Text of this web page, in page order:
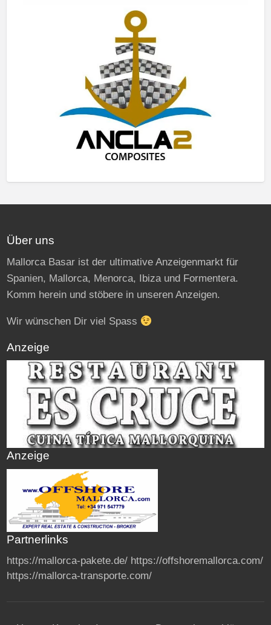
Über uns
Mallorca Basar ist der ultimative Anzeigenmarkt für
Spanien, Mallorca, Menorca, Ibiza und Formentera.
Komm herein und stöbere in unseren Anzeigen.
Wir wünschen Dir viel Spass
Anzeige
Anzeige
Partnerlinks
https://mallorca-pakete.de/ https://offshoremallorca.com/
https://mallorca-transporte.com/